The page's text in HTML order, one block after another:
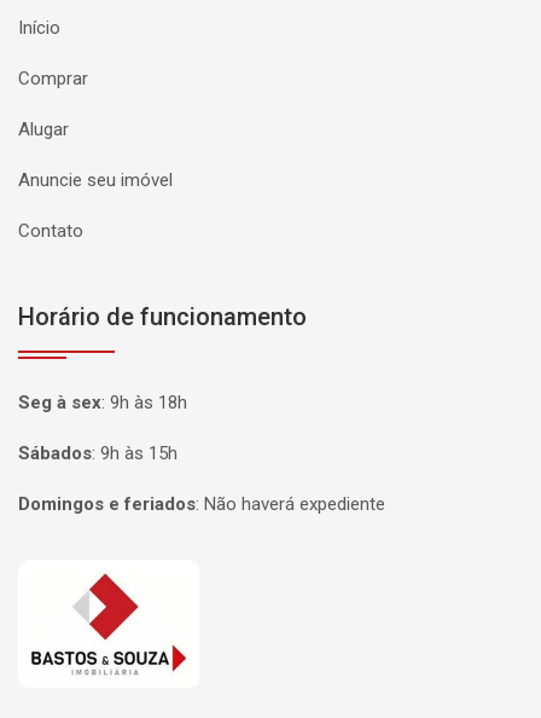
Início
Comprar
Alugar
Anuncie seu imóvel
Contato
Horário de funcionamento
Seg à sex: 9h às 18h
Sábados: 9h às 15h
Domingos e feriados: Não haverá expediente
Página inicial